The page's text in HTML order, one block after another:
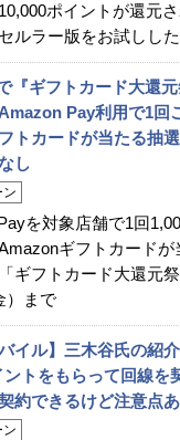
ポイントが還元
ルラー版をお試しし
『ギフトカード大還
Pay利用で1回
トカードが当たる抽
し
ン
を対象店舗で1回
ギフトカードが
ギフトカード大還元
）まで
バイル】三木谷氏の紹
ントをもらって回線を
約できるけど注意点
ン